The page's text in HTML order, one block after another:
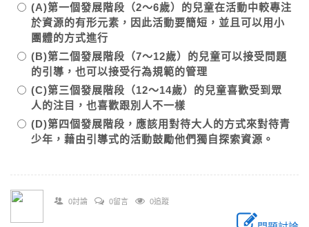
(A)第一個發展階段（2～6歲）的兒童在活動中較專注
於資源的有形元素，因此活動要簡短，並且可以用小
團體的方式進行
(B)第二個發展階段（7～12歲）的兒童可以接受問題
的引導，也可以接受行為規範的管理
(C)第三個發展階段（12～14歲）的兒童喜歡受到眾
人的注目，也喜歡跟別人不一樣
(D)第四個發展階段，應該用對待大人的方式來對待青
少年，藉由引導式的活動鼓勵他們獨自探索資源。
0討論 0留言 0追蹤